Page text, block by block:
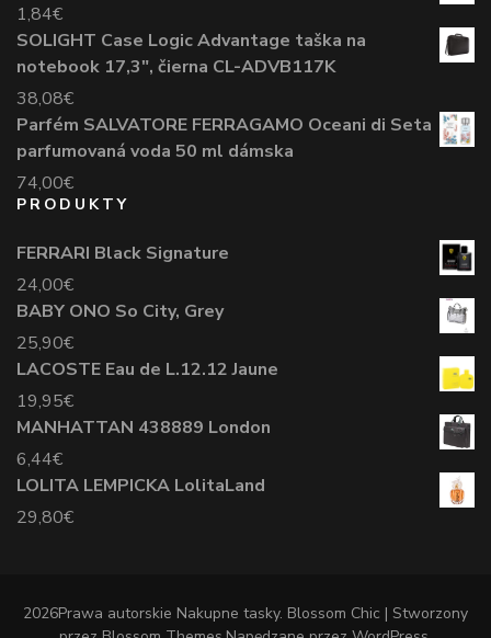
1,84€
SOLIGHT Case Logic Advantage taška na
notebook 17,3", čierna CL-ADVB117K
38,08€
Parfém SALVATORE FERRAGAMO Oceani di Seta
parfumovaná voda 50 ml dámska
74,00€
PRODUKTY
FERRARI Black Signature
24,00€
BABY ONO So City, Grey
25,90€
LACOSTE Eau de L.12.12 Jaune
19,95€
MANHATTAN 438889 London
6,44€
LOLITA LEMPICKA LolitaLand
29,80€
2026Prawa autorskie Nakupne tasky. Blossom Chic | Stworzony